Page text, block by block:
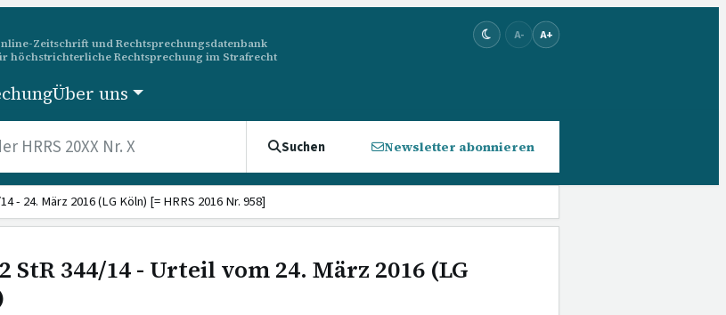
Zeitschrift und Rechtsprechungsdatenbank
höchstrichterliche Rechtsprechung im Strafrecht
A- A+
Über uns
Suchen Newsletter abonnieren
- 24. März 2016 (LG Köln) [= HRRS 2016 Nr. 958]
StR 344/14 - Urteil vom 24. März 2016 (LG